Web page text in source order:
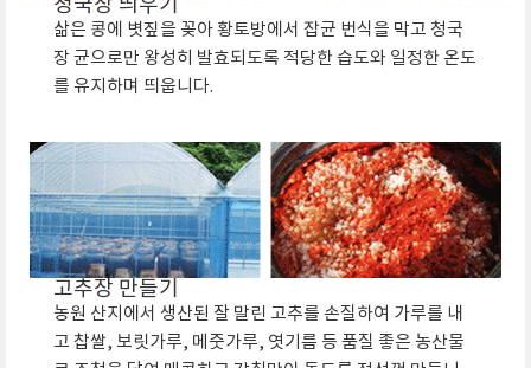
청국장 띄우기
삶은 콩에 볏짚을 꽂아 황토방에서 잡균 번식을 막고 청국
장 균으로만 왕성히 발효되도록 적당한 습도와 일정한 온도
를 유지하며 띄웁니다.
고추장 만들기
농원 산지에서 생산된 잘 말린 고추를 손질하여 가루를 내
고 찹쌀, 보릿가루, 메줏가루, 엿기름 등 품질 좋은 농산물